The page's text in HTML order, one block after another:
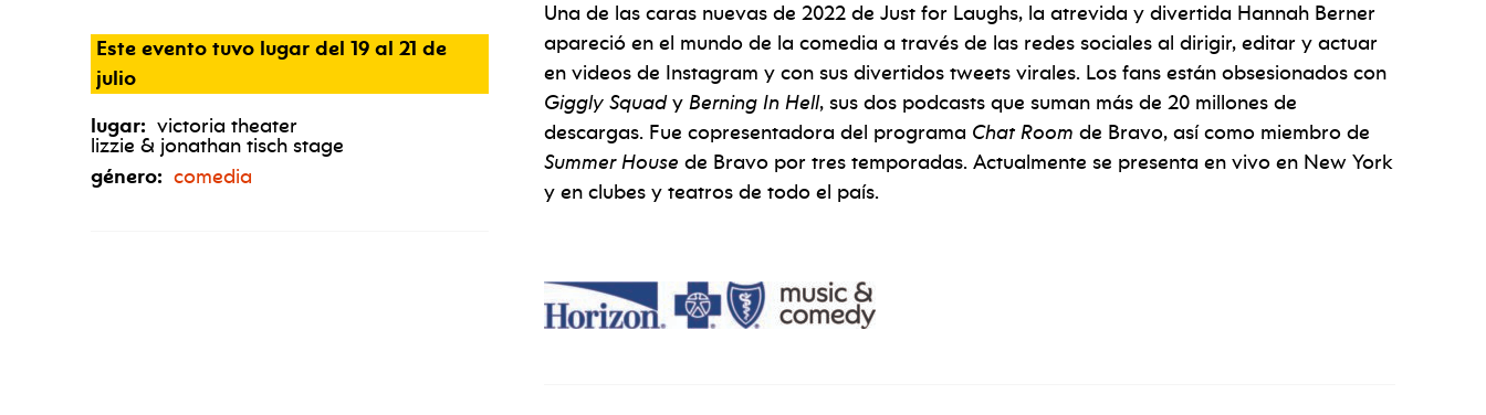
Este evento tuvo lugar del 19 al 21 de
julio
lugar: victoria theater
lizzie & jonathan tisch stage
género: comedia
Una de las caras nuevas de 2022 de Just for Laughs, la atrevida y divertida Hannah Berner
apareció en el mundo de la comedia a través de las redes sociales al dirigir, editar y actuar
en videos de Instagram y con sus divertidos tweets virales. Los fans están obsesionados con
Giggly Squady Berning In Hell, sus dos podcasts que suman más de 20 millones de
descargas. Fue copresentadora del programa Chat Room de Bravo, así como miembro de
Summer House de Bravo por tres temporadas. Actualmente se presenta en vivo en New York
y en clubes y teatros de todo el país.